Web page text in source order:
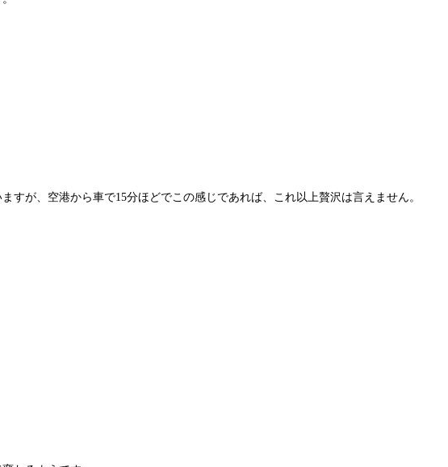
すが、空港から車で15分ほどでこの感じであれば、これ以上贅沢は言えません。